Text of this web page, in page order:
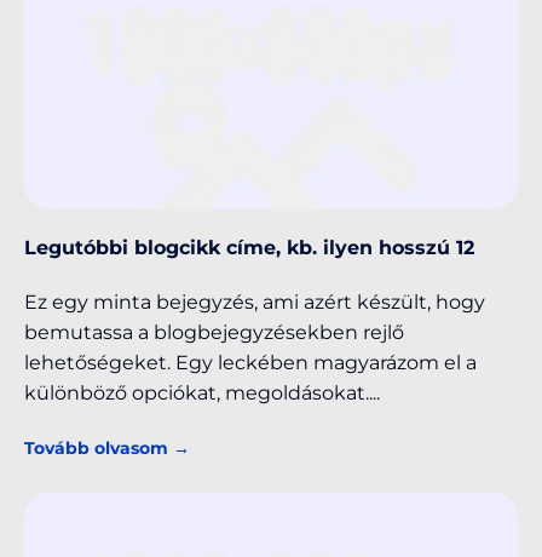
Legutóbbi blogcikk címe, kb. ilyen hosszú 12
Ez egy minta bejegyzés, ami azért készült, hogy
bemutassa a blogbejegyzésekben rejlő
lehetőségeket. Egy leckében magyarázom el a
különböző opciókat, megoldásokat.
Tovább olvasom →